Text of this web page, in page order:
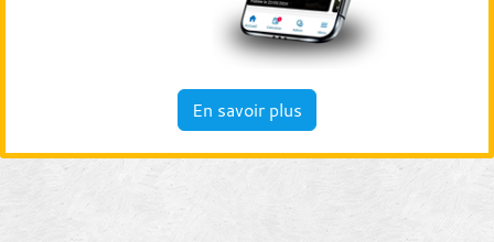
En savoir plus